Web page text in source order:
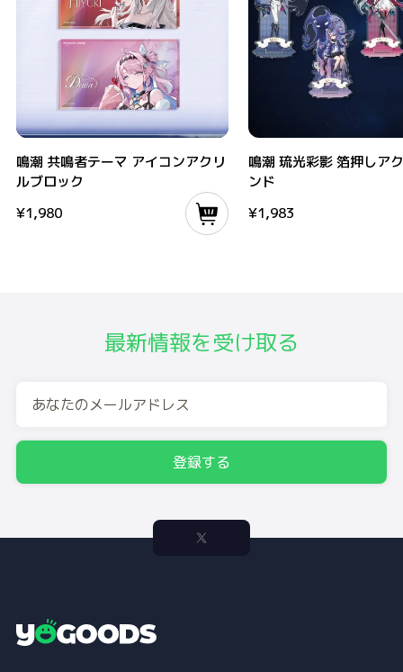
鳴潮 共鳴者テーマ アイコンアクリ
ルブロック
¥1,980
鳴潮 琉光彩影 箔押しア
ンド
¥1,983
最新情報を受け取る
登録する